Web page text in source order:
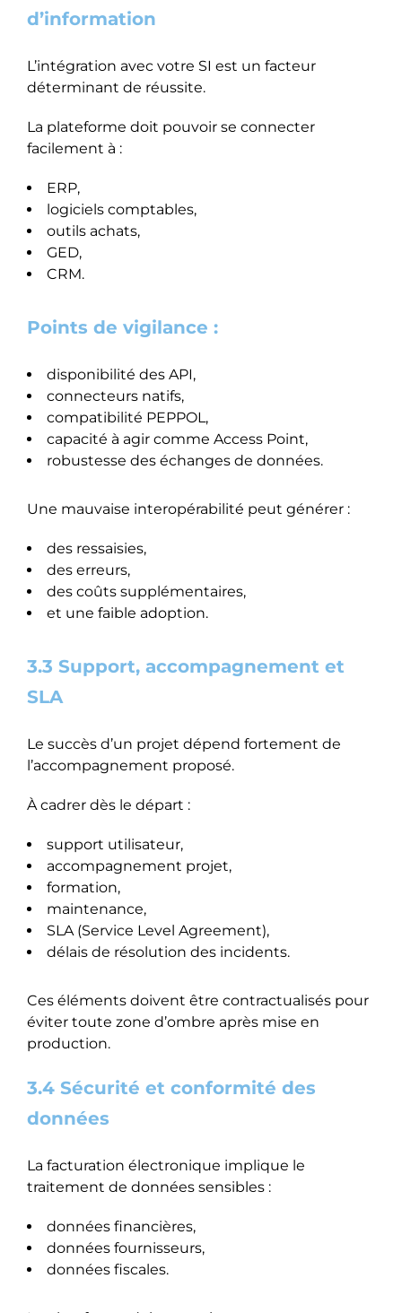
d’information
L’intégration avec votre SI est un facteur
déterminant de réussite.
La plateforme doit pouvoir se connecter
facilement à :
ERP,
logiciels comptables,
outils achats,
GED,
CRM.
Points de vigilance :
disponibilité des API,
connecteurs natifs,
compatibilité PEPPOL,
capacité à agir comme Access Point,
robustesse des échanges de données.
Une mauvaise interopérabilité peut générer :
des ressaisies,
des erreurs,
des coûts supplémentaires,
et une faible adoption.
3.3 Support, accompagnement et
SLA
Le succès d’un projet dépend fortement de
l’accompagnement proposé.
À cadrer dès le départ :
support utilisateur,
accompagnement projet,
formation,
maintenance,
SLA (Service Level Agreement),
délais de résolution des incidents.
Ces éléments doivent être contractualisés pour
éviter toute zone d’ombre après mise en
production.
3.4 Sécurité et conformité des
données
La facturation électronique implique le
traitement de données sensibles :
données financières,
données fournisseurs,
données fiscales.